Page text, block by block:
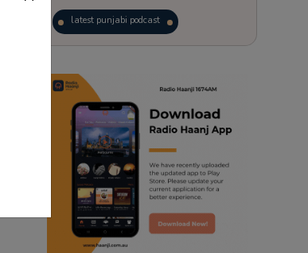
latest punjabi podcast
trending punjabi podcast
ranjodh singh
punjabi podcast australia
radio haanji updates
punjabi kahani